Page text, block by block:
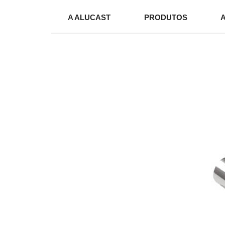
A ALUCAST PRODUTOS